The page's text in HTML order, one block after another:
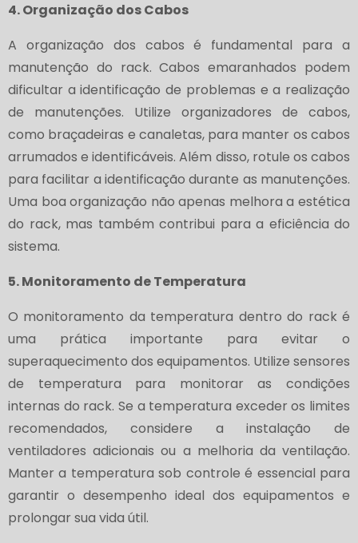
4. Organização dos Cabos
A organização dos cabos é fundamental para a
manutenção do rack. Cabos emaranhados podem
dificultar a identificação de problemas e a realização
de manutenções. Utilize organizadores de cabos,
como braçadeiras e canaletas, para manter os cabos
arrumados e identificáveis. Além disso, rotule os cabos
para facilitar a identificação durante as manutenções.
Uma boa organização não apenas melhora a estética
do rack, mas também contribui para a eficiência do
sistema.
5. Monitoramento de Temperatura
O monitoramento da temperatura dentro do rack é
uma prática importante para evitar o
superaquecimento dos equipamentos. Utilize sensores
de temperatura para monitorar as condições
internas do rack. Se a temperatura exceder os limites
recomendados, considere a instalação de
ventiladores adicionais ou a melhoria da ventilação.
Manter a temperatura sob controle é essencial para
garantir o desempenho ideal dos equipamentos e
prolongar sua vida útil.